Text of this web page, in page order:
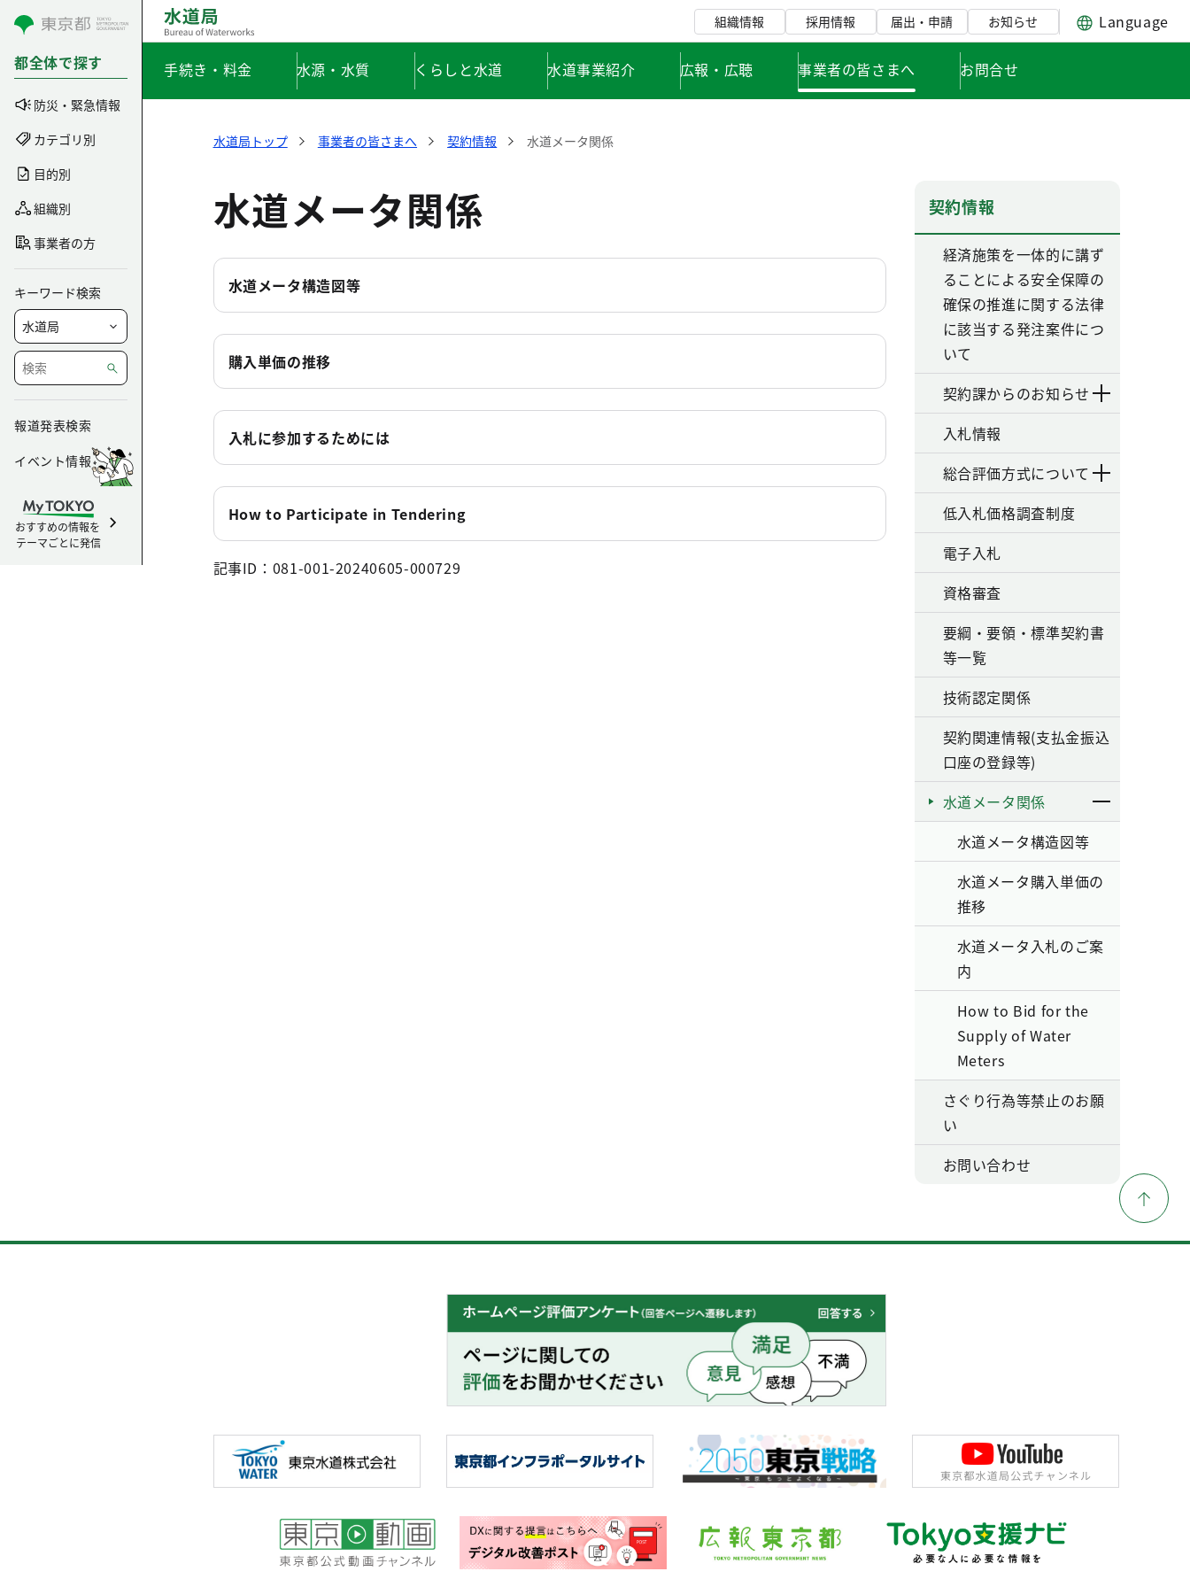
コンテンツにスキップ
都全体で探す
防災・緊急情報
カテゴリ別
目的別
組織別
事業者の方
キーワード検索
報道発表検索
イベント情報
おすすめの情報を
テーマごとに発信
組織情報 採用情報 届出・申請 お知らせ Language
手続き・料金 水源・水質 くらしと水道 水道事業紹介 広報・広聴 事業者の皆さまへ お問合せ
水道局トップ 事業者の皆さまへ 契約情報 水道メータ関係
水道メータ関係
水道メータ構造図等
購入単価の推移
入札に参加するためには
How to Participate in Tendering
記事ID：081-001-20240605-000729
契約情報
経済施策を一体的に講ず
ることによる安全保障の
確保の推進に関する法律
に該当する発注案件につ
いて
契約課からのお知らせ
入札情報
総合評価方式について
低入札価格調査制度
電子入札
資格審査
要綱・要領・標準契約書
等一覧
技術認定関係
契約関連情報(支払金振込
口座の登録等)
水道メータ関係
水道メータ構造図等
水道メータ購入単価の
推移
水道メータ入札のご案
内
How to Bid for the
Supply of Water
Meters
さぐり行為等禁止のお願
い
お問い合わせ